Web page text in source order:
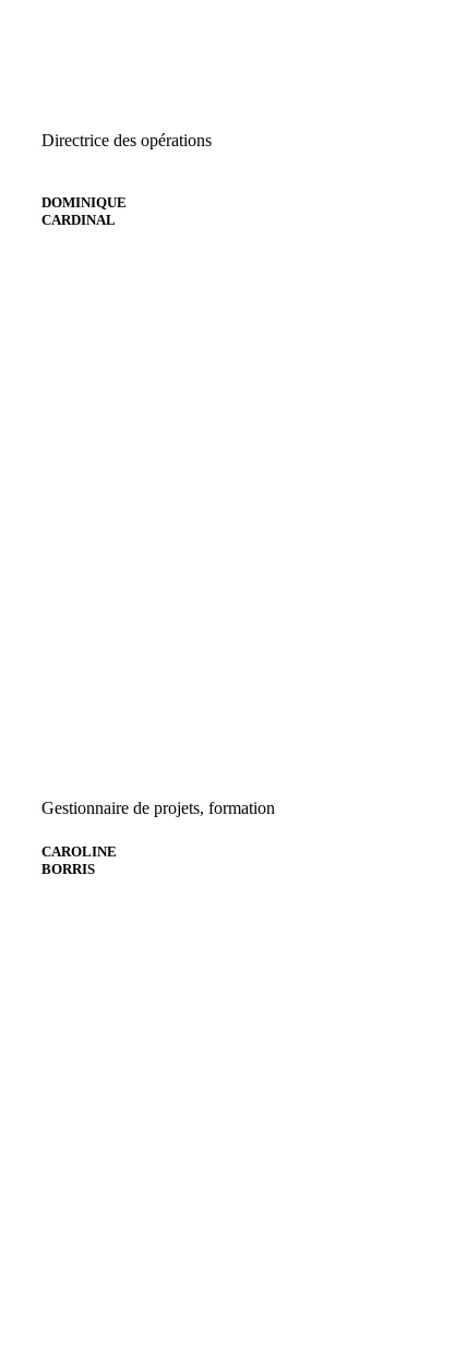
Directrice des opérations
DOMINIQUE
CARDINAL
Gestionnaire de projets, formation
CAROLINE
BORRIS